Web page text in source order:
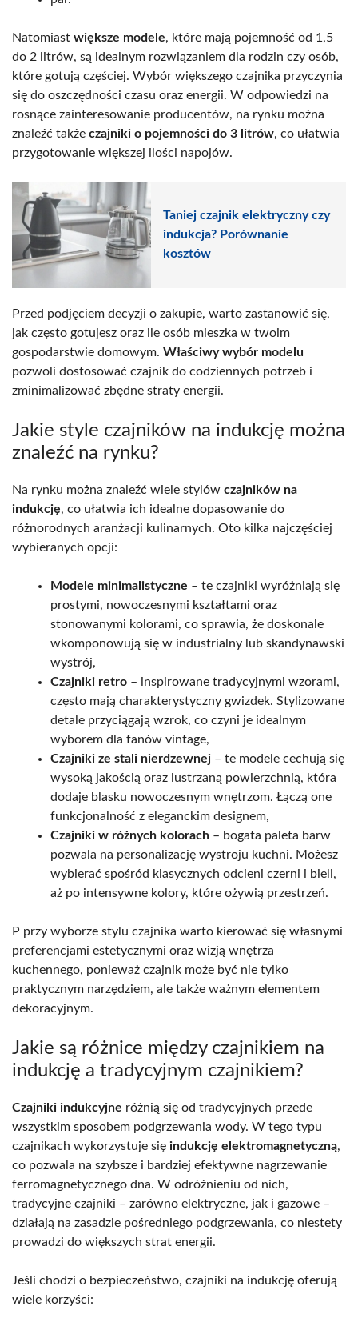
Natomiast większe modele, które mają pojemność od 1,5
do 2 litrów, są idealnym rozwiązaniem dla rodzin czy osób,
które gotują częściej. Wybór większego czajnika przyczynia
się do oszczędności czasu oraz energii. W odpowiedzi na
rosnące zainteresowanie producentów, na rynku można
znaleźć także czajniki o pojemności do 3 litrów, co ułatwia
przygotowanie większej ilości napojów.
Taniej czajnik elektryczny czy
indukcja? Porównanie
kosztów
Przed podjęciem decyzji o zakupie, warto zastanowić się,
jak często gotujesz oraz ile osób mieszka w twoim
gospodarstwie domowym. Właściwy wybór modelu
pozwoli dostosować czajnik do codziennych potrzeb i
zminimalizować zbędne straty energii.
Jakie style czajników na indukcję można
znaleźć na rynku?
Na rynku można znaleźć wiele stylów czajników na
indukcję, co ułatwia ich idealne dopasowanie do
różnorodnych aranżacji kulinarnych. Oto kilka najczęściej
wybieranych opcji:
Modele minimalistyczne – te czajniki wyróżniają się
prostymi, nowoczesnymi kształtami oraz
stonowanymi kolorami, co sprawia, że doskonale
wkomponowują się w industrialny lub skandynawski
wystrój,
Czajniki retro – inspirowane tradycyjnymi wzorami,
często mają charakterystyczny gwizdek. Stylizowane
detale przyciągają wzrok, co czyni je idealnym
wyborem dla fanów vintage,
Czajniki ze stali nierdzewnej – te modele cechują się
wysoką jakością oraz lustrzaną powierzchnią, która
dodaje blasku nowoczesnym wnętrzom. Łączą one
funkcjonalność z eleganckim designem,
Czajniki w różnych kolorach – bogata paleta barw
pozwala na personalizację wystroju kuchni. Możesz
wybierać spośród klasycznych odcieni czerni i bieli,
aż po intensywne kolory, które ożywią przestrzeń.
P przy wyborze stylu czajnika warto kierować się własnymi
preferencjami estetycznymi oraz wizją wnętrza
kuchennego, ponieważ czajnik może być nie tylko
praktycznym narzędziem, ale także ważnym elementem
dekoracyjnym.
Jakie są różnice między czajnikiem na
indukcję a tradycyjnym czajnikiem?
Czajniki indukcyjne różnią się od tradycyjnych przede
wszystkim sposobem podgrzewania wody. W tego typu
czajnikach wykorzystuje się indukcję elektromagnetyczną,
co pozwala na szybsze i bardziej efektywne nagrzewanie
ferromagnetycznego dna. W odróżnieniu od nich,
tradycyjne czajniki – zarówno elektryczne, jak i gazowe –
działają na zasadzie pośredniego podgrzewania, co niestety
prowadzi do większych strat energii.
Jeśli chodzi o bezpieczeństwo, czajniki na indukcję oferują
wiele korzyści: